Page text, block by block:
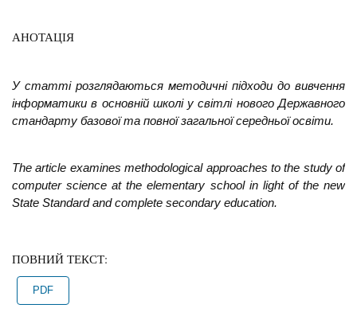
АНОТАЦІЯ
У статті розглядаються методичні підходи до вивчення
інформатики в основній школі усвітлі нового Державного
стандарту базової та повної загальної середньої освіти.
The article examines methodological approaches to the study of
computer science at theelementary school in light of the new
State Standard and complete secondary education.
ПОВНИЙ ТЕКСТ:
PDF